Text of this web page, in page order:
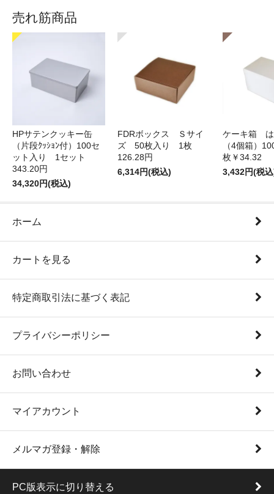
売れ筋商品
HPサテンクッキー缶
（片段ｸｯｼｮﾝ付）100セ
ット入り 1セット
343.20円
34,320円(税込)
FDRボックス Ｓサイ
ズ 50枚入り 1枚
126.28円
6,314円(税込)
ケーキ箱 は
（4個箱）
枚￥34.32
3,432円(税
ホーム
カートを見る
特定商取引法に基づく表記
プライバシーポリシー
お問い合わせ
マイアカウント
メルマガ登録・解除
PC版表示に切り替える